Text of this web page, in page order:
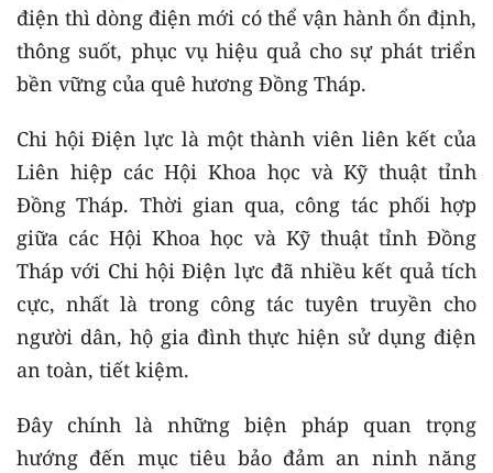
điện thì dòng điện mới có thể vận hành ổn định,
thông suốt, phục vụ hiệu quả cho sự phát triển
bền vững của quê hương Đồng Tháp.
Chi hội Điện lực là một thành viên liên kết của
Liên hiệp các Hội Khoa học và Kỹ thuật tỉnh
Đồng Tháp. Thời gian qua, công tác phối hợp
giữa các Hội Khoa học và Kỹ thuật tỉnh Đồng
Tháp với Chi hội Điện lực đã nhiều kết quả tích
cực, nhất là trong công tác tuyên truyền cho
người dân, hộ gia đình thực hiện sử dụng điện
an toàn, tiết kiệm.
Đây chính là những biện pháp quan trọng
hướng đến mục tiêu bảo đảm an ninh năng